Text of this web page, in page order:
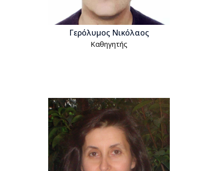
Γερόλυμος Νικόλαος
Kαθηγητής